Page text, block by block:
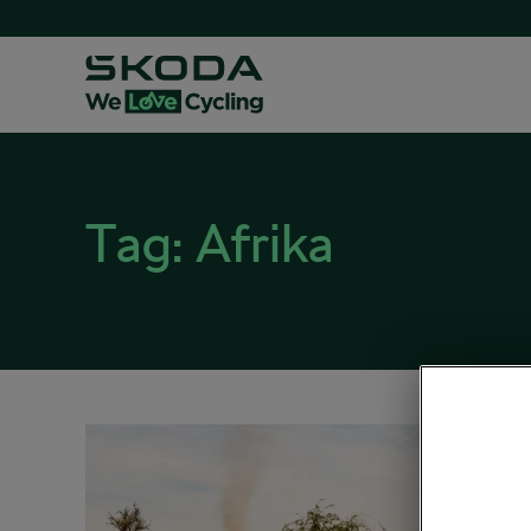
Tag: Afrika
21. 03.